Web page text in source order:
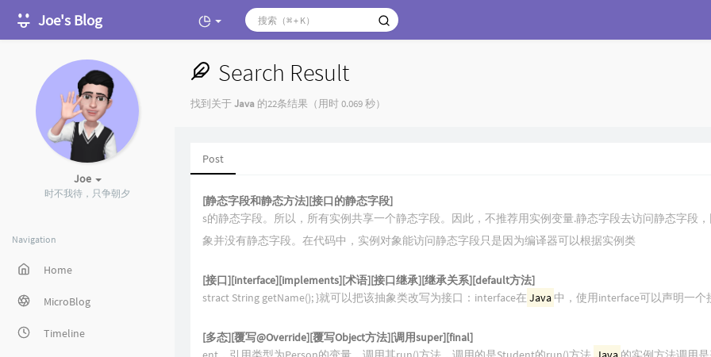
Joe's Blog
Joe
时不我待，只争朝夕
Navigation
Home
MicroBlog
Timeline
Search Result
找到关于Java 的22条结果（用时 0.069 秒）
Post
[静态字段和静态方法][接口的静态字段]
s的静态字段。所以，所有实例共享一个静态字段。因此，不推荐用实例变量.静态字段去访问静态字段
象并没有静态字段。在代码中，实例对象能访问静态字段只是因为编译器可以根据实例类
[接口][interface][implements][术语][接口继承][继承关系][default方法]
stract String getName(); }就可以把该抽象类改写为接口：interface在 Java 中，使用interface可以声明一个
[多态][覆写@Override][覆写Object方法][调用super][final]